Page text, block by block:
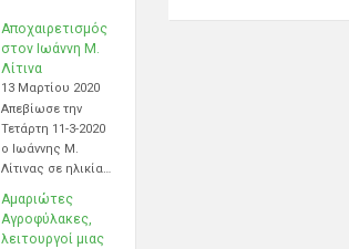
Αποχαιρετισμός
στον Ιωάννη Μ.
Λίτινα
13 Μαρτίου 2020
Απεβίωσε την
Τετάρτη 11-3-2020
ο Ιωάννης Μ.
Λίτινας σε ηλικία…
Αμαριώτες
Αγροφύλακες,
λειτουργοί μιας